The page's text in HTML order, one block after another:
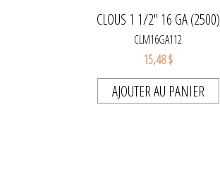
CLOUS 1 1/2'' 16 GA (2500)
CLM16GA112
15,48 $
AJOUTER AU PANIER